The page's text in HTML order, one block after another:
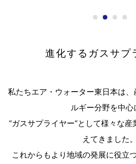
進化するガスサプ
私たちエア・ウォーター東日本は
ルギー分野を中心
“ガスサプライヤー“として様々な
えてきました。
これからもより地域の発展に役立